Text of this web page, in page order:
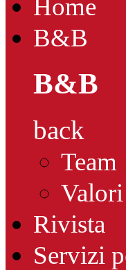
Home
B&B
B&B
back
Team
Rivista
Servizi